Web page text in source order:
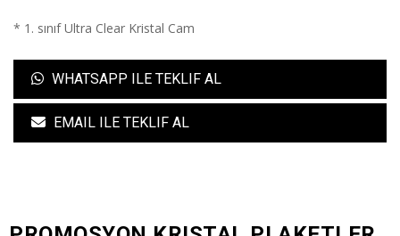
* 1. sınıf Ultra Clear Kristal Cam
WHATSAPP ILE TEKLIF AL
EMAIL ILE TEKLIF AL